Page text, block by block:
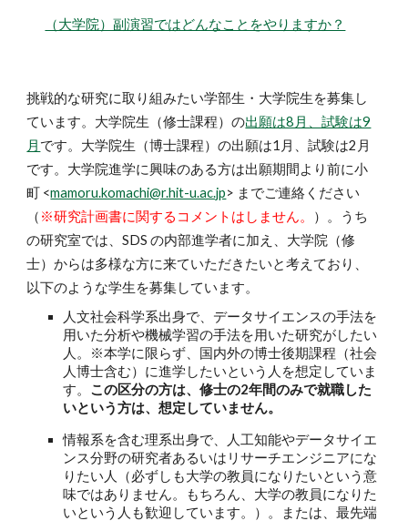
（大学院）副演習ではどんなことをやりますか？
挑戦的な研究に取り組みたい学部生・大学院生を募集し
ています。大学院生（修士課程）の出願は8月、試験は9
月 です。大学院生（博士課程）の出願は1月、試験は2月
です。大学院進学に興味のある方は出願期間より前に小
町 <mamoru.komachi@r.hit-u.ac.jp> までご連絡ください
（ ※研究計画書に関するコメントはしません。 ）。うち
の研究室では、SDS の内部進学者に加え、大学院（修
士）からは多様な方に来ていただきたいと考えており、
以下のような学生を募集しています。
人文社会科学系出身で、データサイエンスの手法を
用いた分析や機械学習の手法を用いた研究がしたい
人。※本学に限らず、国内外の博士後期課程（社会
人博士含む）に進学したいという人を想定していま
す。 この区分の方は、修士の2年間のみで就職した
いという方は、想定していません。
情報系を含む理系出身で、人工知能やデータサイエ
ンス分野の研究者あるいはリサーチエンジニアにな
りたい人（必ずしも大学の教員になりたいという意
味ではありません。もちろん、大学の教員になりた
いという人も歓迎しています。）。または、最先端